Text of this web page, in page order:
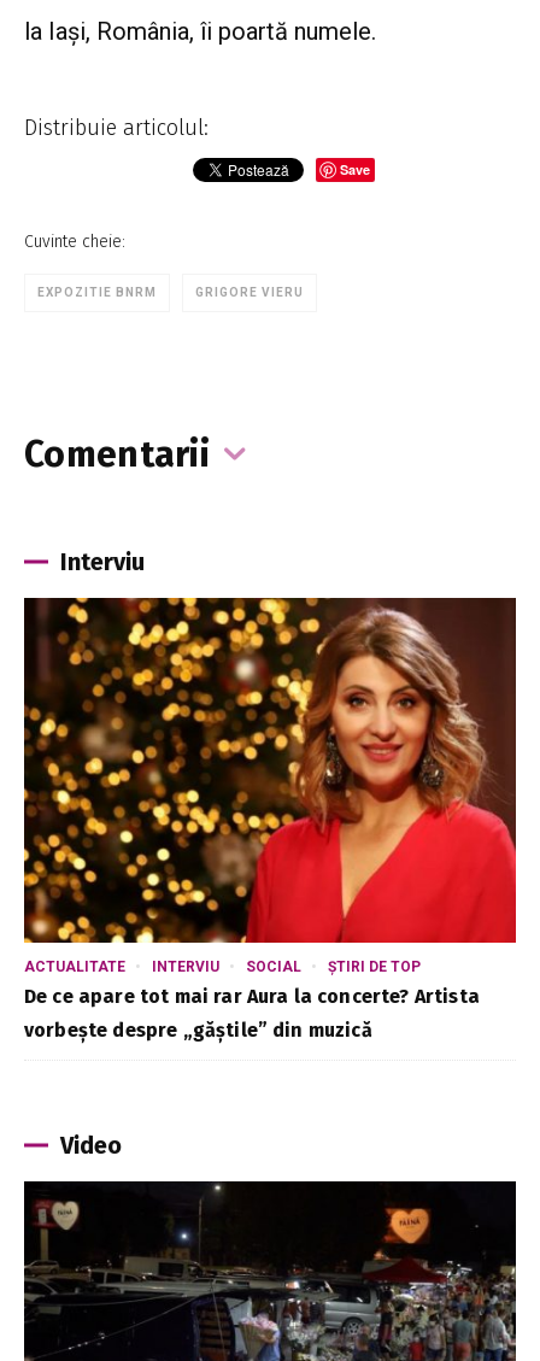
la Iași, România, îi poartă numele.
Distribuie articolul:
Save
Cuvinte cheie:
EXPOZITIE BNRM GRIGORE VIERU
Comentarii
Interviu
ACTUALITATE INTERVIU SOCIAL ȘTIRI DE TOP
De ce apare tot mai rar Aura la concerte? Artista
vorbește despre „găștile” din muzică
Video